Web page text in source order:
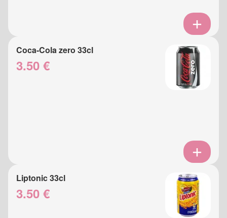
Coca-Cola zero 33cl
3.50 €
Liptonic 33cl
3.50 €